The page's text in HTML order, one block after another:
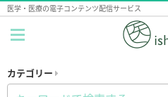
医学・医療の電子コンテンツ配信サービス
カテゴリー